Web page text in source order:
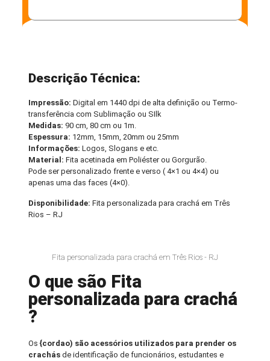
Descrição Técnica:
Impressão: Digital em 1440 dpi de alta definição ou Termo-
transferência com Sublimação ou SIlk
Medidas: 90 cm, 80 cm ou 1m.
Espessura: 12mm, 15mm, 20mm ou 25mm
Informações:Logos, Slogans e etc.
Material: Fita acetinada em Poliéster ou Gorgurão.
Pode ser personalizado frente e verso ( 4×1 ou 4×4) ou
apenas uma das faces (4×0).
Disponibilidade:Fita personalizada para crachá em Três
Rios – RJ
Fita personalizada para crachá em Três Rios - RJ
O que são Fita
personalizada para crachá
?
Os {cordao) são acessórios utilizados para prender os
crachás de identificação de funcionários, estudantes e